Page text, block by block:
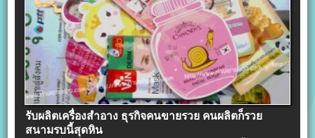
รับผลิตเครื่องสําอาง ธุรกิจคนขายรวย คนผลิตก็รวย
สนามรบนี้สุดหิน